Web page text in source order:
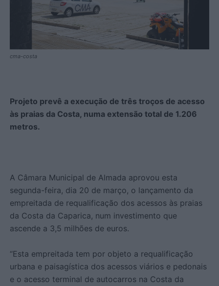
cma-costa
Projeto prevê a execução de três troços de acesso
às praias da Costa, numa extensão total de 1.206
metros.
A Câmara Municipal de Almada aprovou esta
segunda-feira, dia 20 de março, o lançamento da
empreitada de requalificação dos acessos às praias
da Costa da Caparica, num investimento que
ascende a 3,5 milhões de euros.
“Esta empreitada tem por objeto a requalificação
urbana e paisagística dos acessos viários e pedonais
e o acesso terminal de autocarros na Costa da